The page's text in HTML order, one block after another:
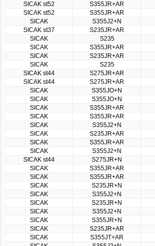
SICAK st52
S355JR+AR
SICAK st52
S355JR+AR
SICAK
S355J2+N
SICAK st37
S235JR+AR
SICAK
S235
SICAK
S355JR+AR
SICAK
S235JR+AR
SICAK
S235
SICAK st44
S275JR+AR
SICAK st44
S275JR+AR
SICAK
S355JO+N
SICAK
S355JO+N
SICAK
S355JR+AR
SICAK
S355JR+AR
SICAK
S355J2+N
SICAK
S235JR+AR
SICAK
S355JR+AR
SICAK
S355J2+N
SICAK st44
S275JR+N
SICAK
S355JR+AR
SICAK
S355JR+AR
SICAK
S235JR+N
SICAK
S355J2+N
SICAK
S235JR+N
SICAK
S355J2+N
SICAK
S355JR+N
SICAK
S235JR+AR
SICAK
S355JT+AR